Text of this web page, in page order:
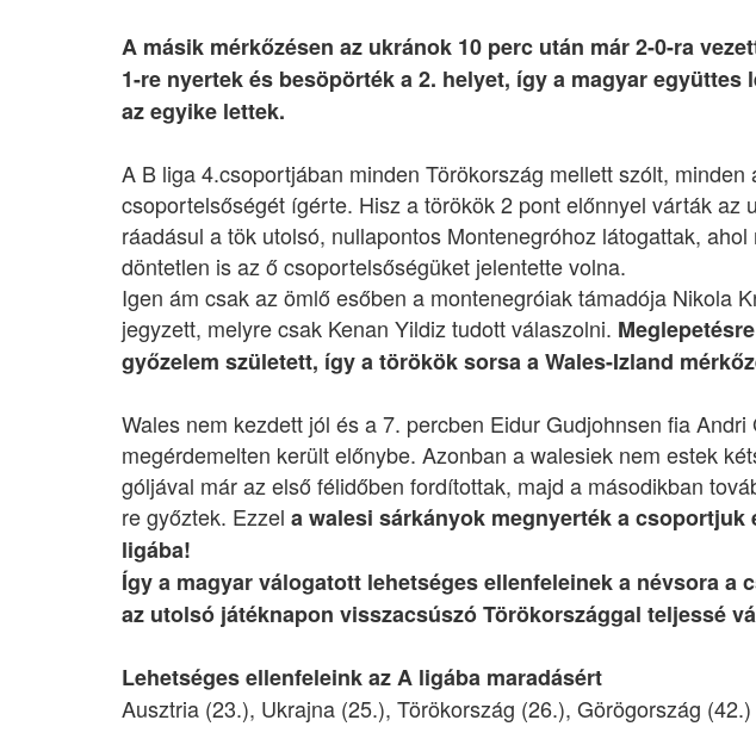
A másik mérkőzésen az ukránok 10 perc után már 2-0-ra
1-re nyertek és besöpörték a 2. helyet, így a magyar együttes
az egyike lettek.
A B liga 4.csoportjában minden Törökország mellett szólt, minden
csoportelsőségét ígérte. Hisz a törökök 2 pont előnnyel várták az
ráadásul a tök utolsó, nullapontos Montenegróhoz látogattak,
döntetlen is az ő csoportelsőségüket jelentette volna.
Igen ám csak az ömlő esőben a montenegróiak támadója Nikola
jegyzett, melyre csak Kenan Yildiz tudott válaszolni.
győzelem született, így a törökök sorsa a Wales-Izland
Wales nem kezdett jól és a 7. percben Eidur Gudjohnsen fia
megérdemelten került előnybe. Azonban a walesiek nem estek
góljával már az első félidőben fordítottak, majd a másodikban
re győztek. Ezzel a walesi sárkányok megnyerték a csoportjuk
ligába!
Így a magyar válogatott lehetséges ellenfeleinek a névsora a
az utolsó játéknapon visszacsúszó Törökországgal teljessé
Lehetséges ellenfeleink az A ligába maradásért
Ausztria (23.), Ukrajna (25.), Törökország (26.), Görögország (42.)